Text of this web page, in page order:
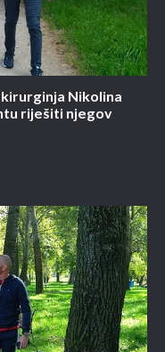
Nikolina
riješiti njegov